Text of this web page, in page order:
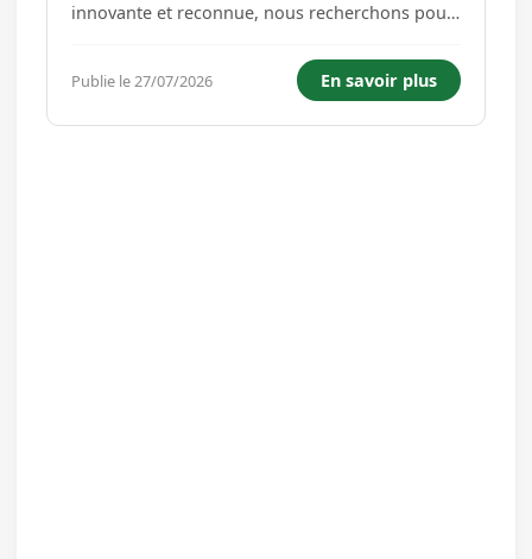
innovante et reconnue, nous recherchons pour
D'EXPLOITATION LOGISTIQUE (F/H). Rattaché au
Directeur d'Entrepôt, membre du CODIR, vous
êtes chargé d'organiser et d'a...
Publie le 27/07/2026 En savoir plus